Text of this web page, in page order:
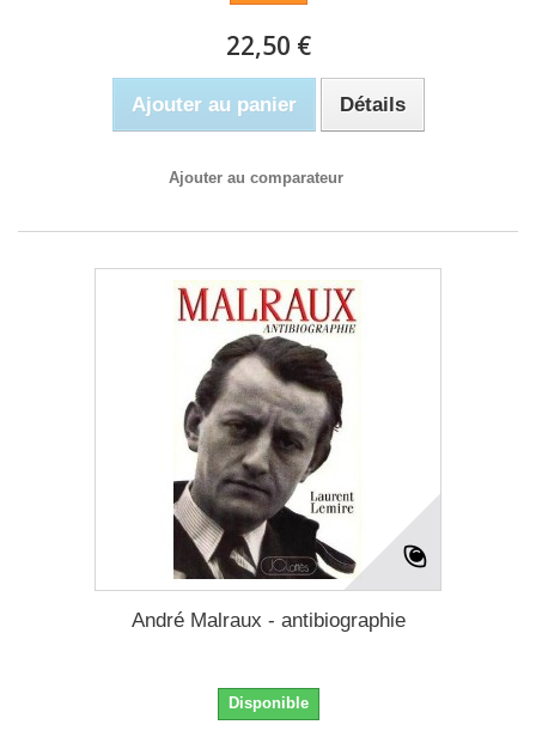
22,50 €
Ajouter au panier Détails
Ajouter au comparateur
André Malraux - antibiographie
Disponible